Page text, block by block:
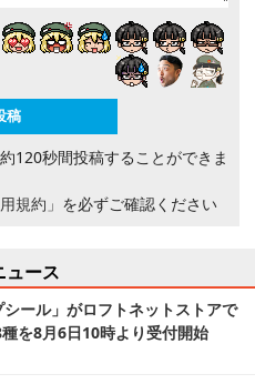
120秒間投稿することができま
規約」 を必ずご確認ください
ュース
シール」がロフトネットストアで
を8月6日10時より受付開始